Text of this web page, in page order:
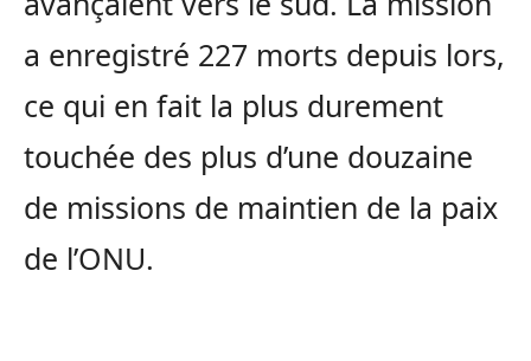
a enregistré 227 morts depuis lors,
ce qui en fait la plus durement
touchée des plus d’une douzaine
de missions de maintien de la paix
de l’ONU.